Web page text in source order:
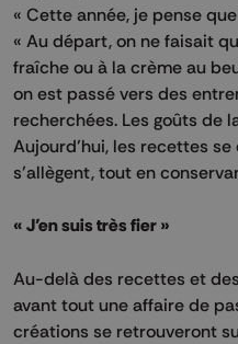
« Cette année, je pense
« Au départ, on ne faisait
fraîche ou à la crème au
on est passé vers des
recherchées. Les goûts de
Aujourd’hui, les recettes
s’allègent, tout en
« J’en suis très fier »
Au-delà des recettes et
avant tout une affaire de
créations se retrouveront